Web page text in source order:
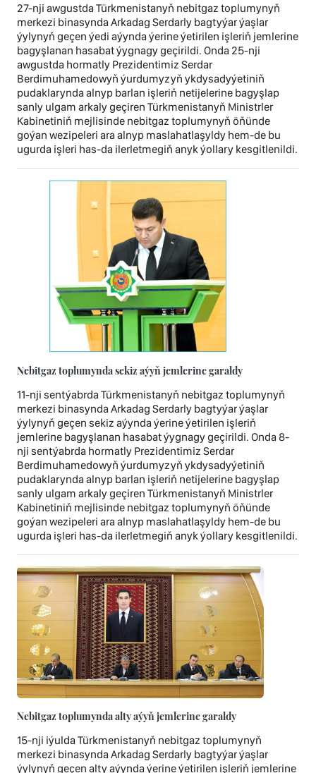
27-nji awgustda Türkmenistanyň nebitgaz toplumynyň
merkezi binasynda Arkadag Serdarly bagtyýar ýaşlar
ýylynyň geçen ýedi aýynda ýerine ýetirilen işleriň jemlerine
bagyşlanan hasabat ýygnagy geçirildi. Onda 25-nji
awgustda hormatly Prezidentimiz Serdar
Berdimuhamedowyň ýurdumyzyň ykdysadyýetiniň
pudaklarynda alnyp barlan işleriň netijelerine bagyşlap
sanly ulgam arkaly geçiren Türkmenistanyň Ministrler
Kabinetiniň mejlisinde nebitgaz toplumynyň öňünde
goýan wezipeleri ara alnyp maslahatlaşyldy hem-de bu
ugurda işleri has-da ilerletmegiň anyk ýollary kesgitlenildi.
Nebitgaz toplumynda sekiz aýyň jemlerine garaldy
11-nji sentýabrda Türkmenistanyň nebitgaz toplumynyň
merkezi binasynda Arkadag Serdarly bagtyýar ýaşlar
ýylynyň geçen sekiz aýynda ýerine ýetirilen işleriň
jemlerine bagyşlanan hasabat ýygnagy geçirildi. Onda 8-
nji sentýabrda hormatly Prezidentimiz Serdar
Berdimuhamedowyň ýurdumyzyň ykdysadyýetiniň
pudaklarynda alnyp barlan işleriň netijelerine bagyşlap
sanly ulgam arkaly geçiren Türkmenistanyň Ministrler
Kabinetiniň mejlisinde nebitgaz toplumynyň öňünde
goýan wezipeleri ara alnyp maslahatlaşyldy hem-de bu
ugurda işleri has-da ilerletmegiň anyk ýollary kesgitlenildi.
Nebitgaz toplumynda alty aýyň jemlerine garaldy
15-nji iýulda Türkmenistanyň nebitgaz toplumynyň
merkezi binasynda Arkadag Serdarly bagtyýar ýaşlar
ýylynyň geçen alty aýynda ýerine ýetirilen işleriň jemlerine